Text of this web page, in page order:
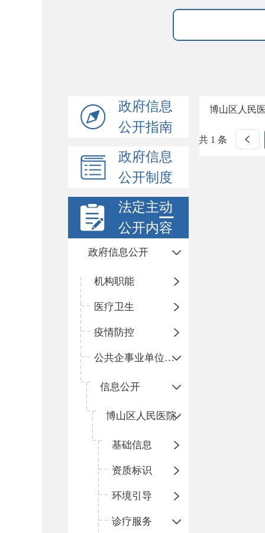
政府信息
公开指南
政府信息
公开制度
法定主动
公开内容
政府信息公开
机构职能
医疗卫生
疫情防控
公共企事业单位信息公开
信息公开
​博山区人民医院
基础信息
资质标识
环境引导
诊疗服务
博山区人民
共 1 条